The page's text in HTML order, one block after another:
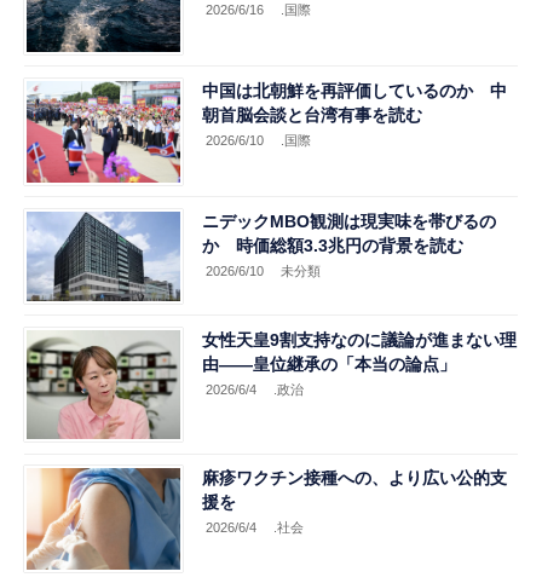
2026/6/16 .国際
中国は北朝鮮を再評価しているのか 中
朝首脳会談と台湾有事を読む
2026/6/10 .国際
ニデックMBO観測は現実味を帯びるの
か 時価総額3.3兆円の背景を読む
2026/6/10 未分類
女性天皇9割支持なのに議論が進まない理
由——皇位継承の「本当の論点」
2026/6/4 .政治
麻疹ワクチン接種への、より広い公的支
援を
2026/6/4 .社会